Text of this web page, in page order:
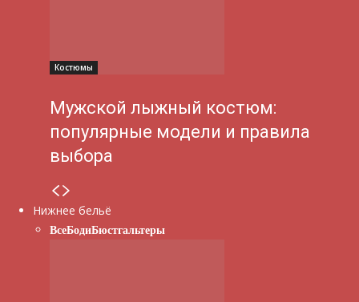
Костюмы
Мужской лыжный костюм:
популярные модели и правила
выбора
Нижнее бельё
ВсеБодиБюстгальтеры